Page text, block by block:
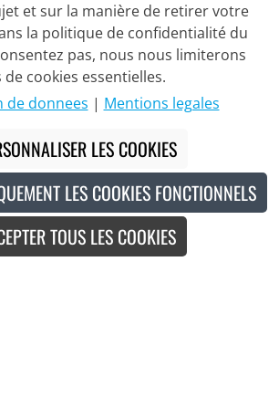
direct
(HNEC)
et sur la manière de retirer votre
la politique de confidentialité du
pas, nous nous limiterons
cookies essentielles.
de donnees | Mentions legales
LES COOKIES
LES COOKIES FONCTIONNELS
TOUS LES COOKIES